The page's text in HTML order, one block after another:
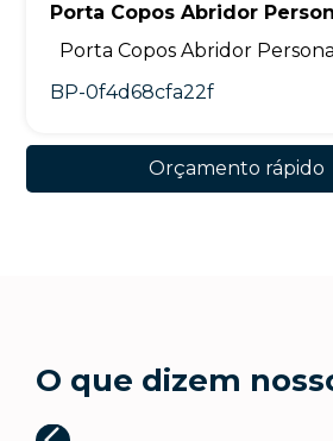
Porta Copos Abridor
Porta Copos Abridor
BP-0f4d68cfa22f
Orçamento rápido
O que dizem